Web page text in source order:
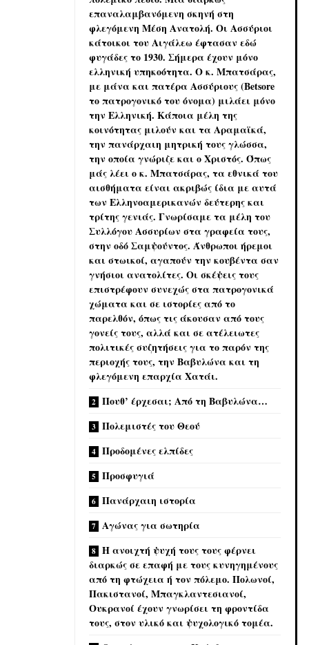
επαναλαμβανόμενη σκηνή στη
φλεγόμενη Μέση Ανατολή. Οι Ασσύριοι
κάτοικοι του Αιγάλεω έφτασαν εδώ
φυγάδες το 1930. Σήμερα έχουν μόνο
ελληνική υπηκοότητα. Ο κ. Μπατσάρας,
με μάνα και πατέρα Ασσύριους (Βetsore
το πατρογονικό του όνομα) μιλάει μόνο
την Ελληνική. Κάποια μέλη της
κοινότητας μιλούν και τα Αραμαϊκά,
την πανάρχαιη μητρική τους γλώσσα,
την οποία γνώριζε και ο Χριστός. Όπως
μάς λέει ο κ. Μπατσάρας, τα εθνικά του
αισθήματα είναι ακριβώς ίδια με αυτά
των Ελληνοαμερικανών δεύτερης και
τρίτης γενιάς. Γνωρίσαμε τα μέλη του
Συλλόγου Ασσυρίων στα γραφεία τους,
στην οδό Σαμψούντος. Άνθρωποι ήρεμοι
και στωικοί, αγαπούν την κουβέντα σαν
γνήσιοι ανατολίτες. Οι σκέψεις τους
επιστρέφουν συνεχώς στα πατρογονικά
χώματα και σε ιστορίες από το
παρελθόν, όπως τις άκουσαν από τους
γονείς τους, αλλά και σε ατέλειωτες
πολιτικές συζητήσεις για το παρόν της
περιοχής τους, την Βαβυλώνα και τη
φλεγόμενη επαρχία Χατάι.
Πουθ’ έρχεσαι; Από τη Βαβυλώνα…
Πολεμιστές του Θεού
Προδομένες ελπίδες
Προσφυγιά
Πανάρχαιη ιστορία
Αγώνας για σωτηρία
Η ανοιχτή ψυχή τους τους φέρνει
διαρκώς σε επαφή με τους κυνηγημένους
από τη φτώχεια ή τον πόλεμο. Πολωνοί,
Πακιστανοί, Μπαγκλαντεσιανοί,
Ουκρανοί έχουν γνωρίσει τη φροντίδα
τους, στον υλικό και ψυχολογικό τομέα.